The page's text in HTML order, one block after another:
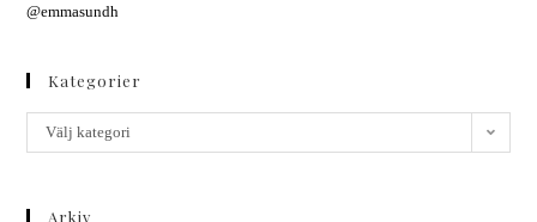
@emmasundh
Kategorier
Välj kategori
Arkiv